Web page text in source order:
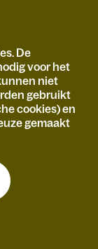
De
voor het
niet
gebruikt
cookies) en
gemaakt